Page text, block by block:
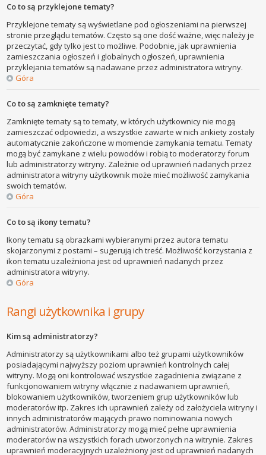
Co to są przyklejone tematy?
Przyklejone tematy są wyświetlane pod ogłoszeniami na pierwszej
stronie przeglądu tematów. Często są one dość ważne, więc należy je
przeczytać, gdy tylko jest to możliwe. Podobnie, jak uprawnienia
zamieszczania ogłoszeń i globalnych ogłoszeń, uprawnienia
przyklejania tematów są nadawane przez administratora witryny.
Góra
Co to są zamknięte tematy?
Zamknięte tematy są to tematy, w których użytkownicy nie mogą
zamieszczać odpowiedzi, a wszystkie zawarte w nich ankiety zostały
automatycznie zakończone w momencie zamykania tematu. Tematy
mogą być zamykane z wielu powodów i robią to moderatorzy forum
lub administratorzy witryny. Zależnie od uprawnień nadanych przez
administratora witryny użytkownik może mieć możliwość zamykania
swoich tematów.
Góra
Co to są ikony tematu?
Ikony tematu są obrazkami wybieranymi przez autora tematu
skojarzonymi z postami – sugerują ich treść. Możliwość korzystania z
ikon tematu uzależniona jest od uprawnień nadanych przez
administratora witryny.
Góra
Rangi użytkownika i grupy
Kim są administratorzy?
Administratorzy są użytkownikami albo też grupami użytkowników
posiadającymi najwyższy poziom uprawnień kontrolnych całej
witryny. Mogą oni kontrolować wszystkie zagadnienia związane z
funkcjonowaniem witryny włącznie z nadawaniem uprawnień,
blokowaniem użytkowników, tworzeniem grup użytkowników lub
moderatorów itp. Zakres ich uprawnień zależy od założyciela witryny i
innych administratorów mających prawo nominowania nowych
administratorów. Administratorzy mogą mieć pełne uprawnienia
moderatorów na wszystkich forach utworzonych na witrynie. Zakres
uprawnień moderacyjnych uzależniony jest od uprawnień nadanych